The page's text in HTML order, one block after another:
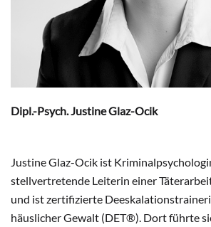
Dipl.-Psych. Justine Glaz-Ocik
Justine Glaz-Ocik ist
stellvertretende Leiterin einer
und ist zertifizierte
häuslicher Gewalt (DET®). Dort führte